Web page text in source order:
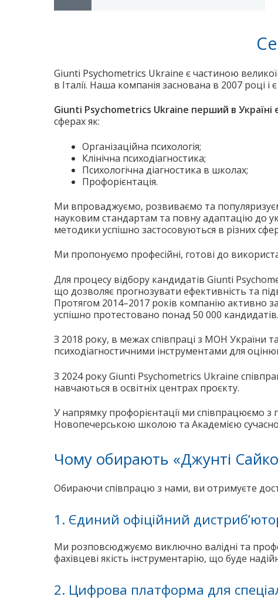
Giunti Psychometrics Ukraine є частиною
в Італії. Наша компанія заснована в 2007 році
Giunti Psychometrics Ukraine перший в
сферах як:
Організаційна психологія;
Клінічна психодіагностика;
Психологічна діагностика в школах;
Профорієнтація.
Ми впроваджуємо, розвиваємо та популяризуємо
науковим стандартам та повну адаптацію до
методики успішно застосовуються в різних
Ми пропонуємо професійні, готові до
Для процесу відбору кандидатів Giunti
що дозволяє прогнозувати ефективність та
Протягом 2014–2017 років компанію активно
успішно протестовано понад 50 000 кандидатів.
З 2018 року, в межах співпраці з МОН України
психодіагностичними інструментами для
З 2024 року Giunti Psychometrics Ukraine
навчаються в освітніх центрах проєкту.
У напрямку профорієнтації ми співпрацюємо
Новопечерською школою та Академією
Чому обирають «Джунті
Обираючи співпрацю з нами, ви отримуєте
1. Єдиний офіційний
Ми розповсюджуємо виключно валідні та
фахівцеві якість інструментарію, що буде
2. Цифрова платформа для